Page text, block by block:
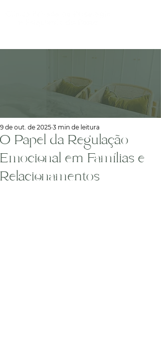
O Papel da Regulação
Emocional em Famílias e
Relacionamentos
9 de out. de 2025 3 min de leitura